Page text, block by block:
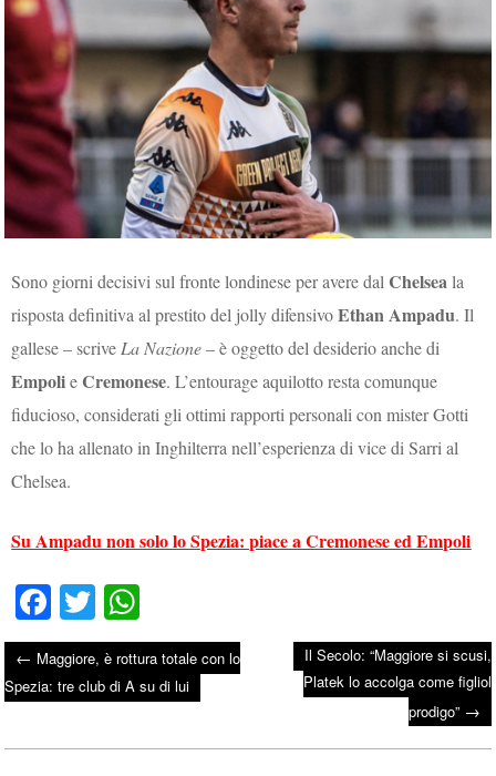
Sono giorni decisivi sul fronte londinese per avere dalChelseala
risposta definitiva al prestito del jolly difensivoEthan Ampadu. Il
gallese – scrive La Nazione– è oggetto del desiderio anche di
EmpolieCremonese. L’entourage aquilotto resta comunque
fiducioso, considerati gli ottimi rapporti personali con mister Gotti
che lo ha allenato in Inghilterra nell’esperienza di vice di Sarri al
Chelsea.
Su Ampadu non solo lo Spezia: piace a Cremonese ed Empoli
Fa
ce
bo
ok
T
wi
tte
r
ha
ts
A
pp
Post navigation
← Maggiore, è rottura totale con lo
Spezia: tre club di A su di lui
Il Secolo: “Maggiore si scusi,
Platek lo accolga come figliol
prodigo” →